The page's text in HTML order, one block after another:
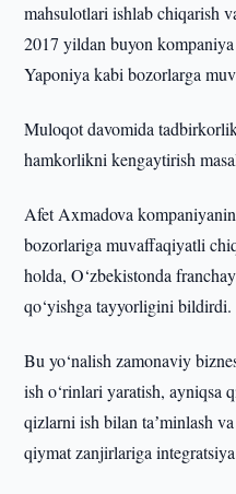
mahsulotlari ishlab chiqarish
2017 yildan buyon
Yaponiya kabi bozorlarga
Muloqot davomida
hamkorlikni kengaytirish
Afet Axmadova
bozorlariga muvaffaqiyatli
holda, O‘zbekistonda
qo‘yishga tayyorligini bildirdi.
Bu yo‘nalish zamonaviy
ish o‘rinlari yaratish, ayniqsa
qizlarni ish bilan taʼminlash
qiymat zanjirlariga